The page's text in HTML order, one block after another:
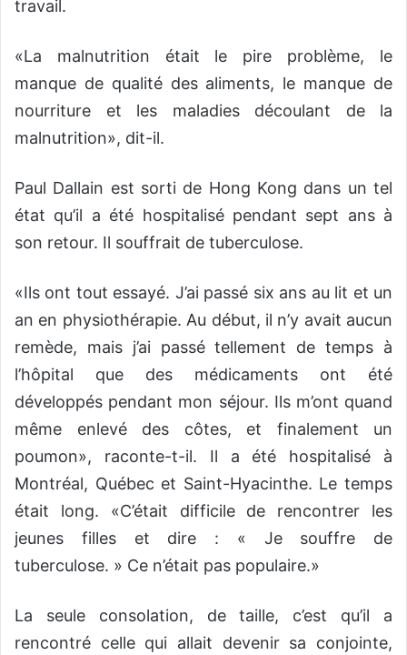
travail.
«La malnutrition était le pire problème, le
manque de qualité des aliments, le manque de
nourriture et les maladies découlant de la
malnutrition», dit-il.
Paul Dallain est sorti de Hong Kong dans un tel
état qu’il a été hospitalisé pendant sept ans à
son retour. Il souffrait de tuberculose.
«Ils ont tout essayé. J’ai passé six ans au lit et un
an en physiothérapie. Au début, il n’y avait aucun
remède, mais j’ai passé tellement de temps à
l’hôpital que des médicaments ont été
développés pendant mon séjour. Ils m’ont quand
même enlevé des côtes, et finalement un
poumon», raconte-t-il. Il a été hospitalisé à
Montréal, Québec et Saint-Hyacinthe. Le temps
était long. «C’était difficile de rencontrer les
jeunes filles et dire : « Je souffre de
tuberculose. » Ce n’était pas populaire.»
La seule consolation, de taille, c’est qu’il a
rencontré celle qui allait devenir sa conjointe,